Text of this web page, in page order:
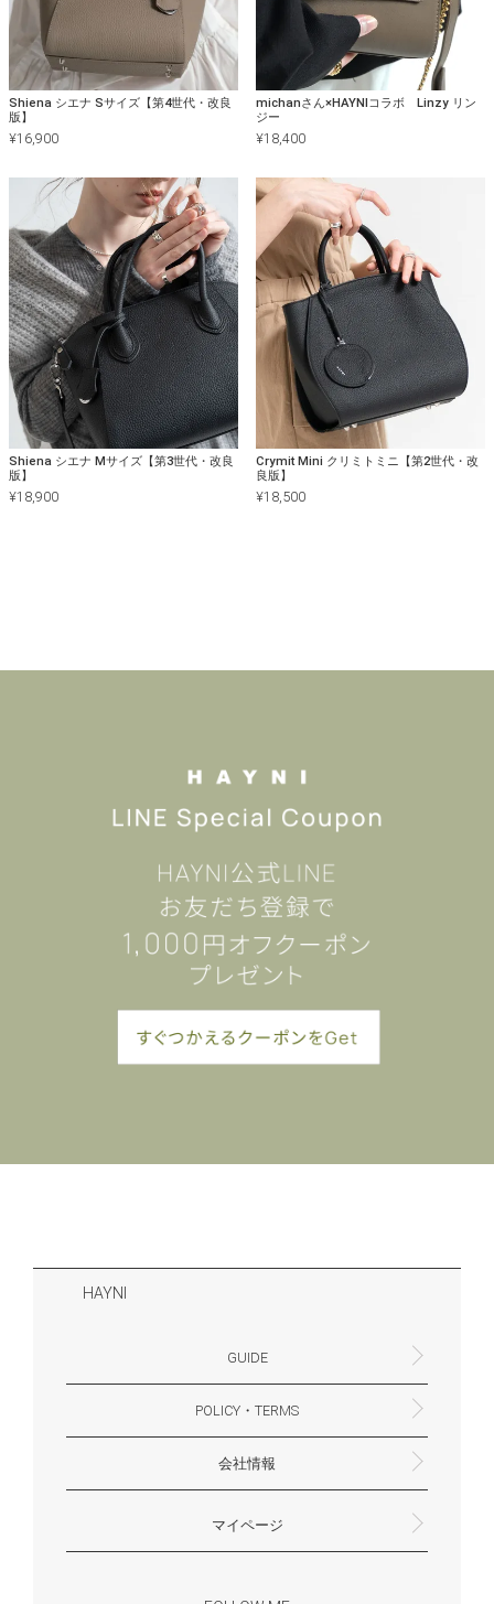
Shiena シエナ Sサイズ【第4世代・改良
版】
¥16,900
michanさん×HAYNIコラボ Linzy リン
ジー
¥18,400
Shiena シエナ Mサイズ【第3世代・改良
版】
¥18,900
Crymit Mini クリミトミニ【第2世代・改
良版】
¥18,500
HAYNI
GUIDE
よくあるご質問・お問合せ
お支払いについて
配送・送料について
ギフトサービスについて
一緒に働く？(HAYNI採用情報サイトへ)
for Foreigners (overseas delivery)
POLICY・TERMS
返品・交換について
プライバシーポリシー
特定商取引法に基づく表示
外部送信ポリシー
会社情報
大阪府大阪市淀川区十八条3-9-35
電話番号：06-6868-9671
※お電話でのお問合せ受付は行っておりません
メール：support@hayni.jp
お問い合わせはこちらからお願いいたします
営業時間：10：00～15：00（金曜日は14：00ま
定休日： 土・日・祝祭日
※土日祝祭日はお休みをいただきます。
メールの返信は翌営業日となりますので、ご了承
マイページ